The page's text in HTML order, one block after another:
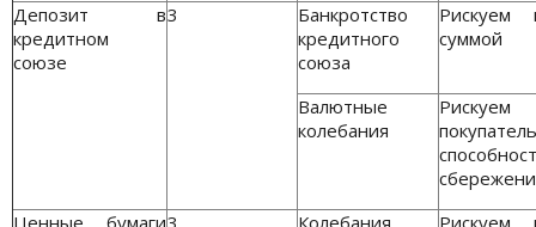
Депозит в
кредитном
союзе
3
Банкротство
кредитного
союза
Рискуем
суммой
Валютные
колебания
Рискуем
Ценные бумаги3
Колебания
Рискуем